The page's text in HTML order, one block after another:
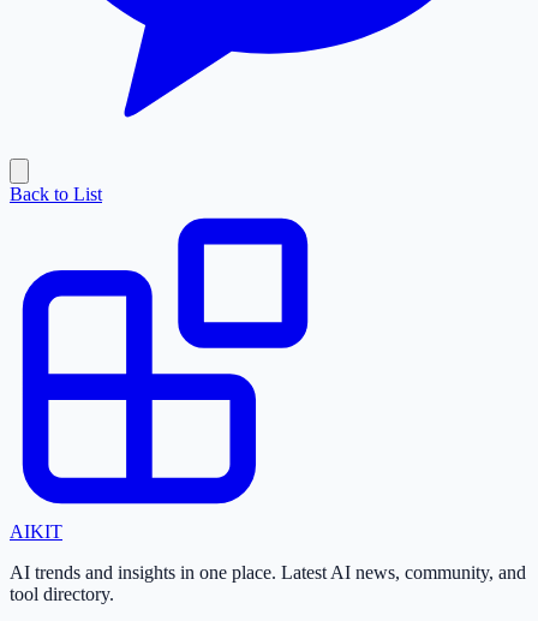
Back to List
AIKIT
AI trends and insights in one place. Latest AI news, community, and
tool directory.